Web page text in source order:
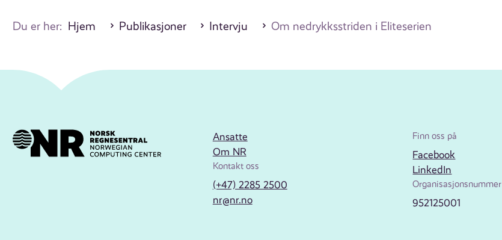
Du er her: Hjem Publikasjoner Intervju Om nedrykksstriden i Eliteserien
Ansatte
Om NR
Kontakt oss
(+47) 2285 2500
nr@nr.no
Finn oss på
Facebook
LinkedIn
Organisasjonsnummer
952125001